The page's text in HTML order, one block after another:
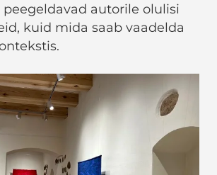
autorile olulisi
kuid mida saab vaadelda